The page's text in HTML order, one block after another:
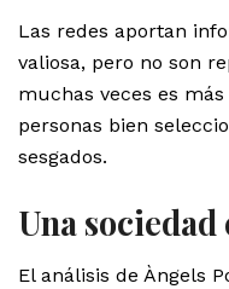
Las redes aportan
valiosa, pero no son
muchas veces es
personas bien
sesgados.
Una
El análisis de Àngels